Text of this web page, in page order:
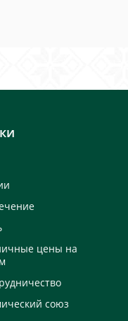
цены на
союз